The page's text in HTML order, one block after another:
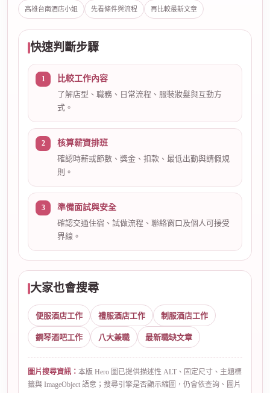
高雄台南酒店小姐 先看條件與流程 再比較最新文章
快速判斷步驟
比較工作內容
了解店型、職務、日常流程、服裝妝髮與互動方
式。
核算薪資排班
確認時薪或節數、獎金、扣款、最低出勤與請假規
則。
準備面試與安全
確認交通住宿、試做流程、聯絡窗口及個人可接受
界線。
大家也會搜尋
便服酒店工作 禮服酒店工作 制服酒店工作
鋼琴酒吧工作 八大兼職 最新職缺文章
圖片搜尋資訊： 本版 Hero 圖已提供描述性 ALT、固定尺寸、主題標
籤與 ImageObject 語意；搜尋引擎是否顯示縮圖，仍會依查詢、圖片